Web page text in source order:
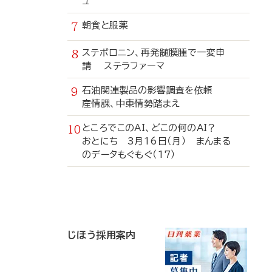
朝食と服薬
ステボロニン、再発髄膜腫で一変申
請 ステラファーマ
石油関連製品の影響調査を依頼
産情課、中東情勢踏まえ
ところでこのAI、どこの何のAI？
おとにち 3月16日（月） まんまる
のデータもぐもぐ（17）
じほう採用案内